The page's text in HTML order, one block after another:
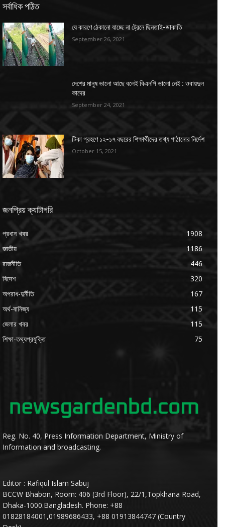
সর্বাধিক পঠিত
যে কারণে ঠেকানো যাচ্ছে না ট্রেনে ছিনতাই-ডাকাতি
September 26, 2021
দেশের মানুষ ভালো আছে বলেই বিএনপি ভালো নেই : ওবায়দুল
কাদের
September 24, 2021
টিকা গ্রহণে ১২-১৭ বছরের শিক্ষার্থীদের তথ্য পাঠানোর নির্দেশ
October 15, 2021
জনপ্রিয় ক্যাটাগরি
প্রধান খবর
1908
জাতীয়
1186
রাজনীতি
446
বিদেশ
320
অপরাধ-দুর্নীতি
167
অর্থ-বানিজ্য
115
জেলার খবর
115
শিক্ষা-তথ্যপ্রযুক্তি
75
Reg. No. 40, Press Information Department, Ministry of
Information and broadcasting.
Editor : Rafiqul Islam Sabuj
BCCW Bhabon, Room: 406 (3rd Floor), 22/1,Topkhana Road,
Dhaka-1000.Bangladesh. Phone: +88
01828184001,01989686433, +88 01913844747 (Country